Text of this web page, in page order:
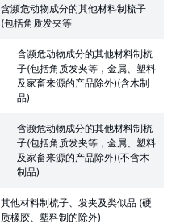
含濒危动物成分的其他材料制梳子
(包括角质发夹等
含濒危动物成分的其他材料制梳
子(包括角质发夹等，金属、塑料
及家畜来源的产品除外)(含木制
品)
含濒危动物成分的其他材料制梳
子(包括角质发夹等，金属、塑料
及家畜来源的产品除外)(不含木
制品)
其他材料制梳子、发夹及类似品 (硬
质橡胶、塑料制的除外)